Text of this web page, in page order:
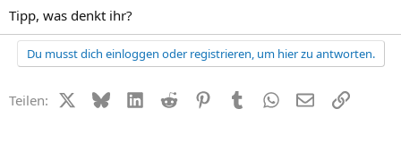
Tipp, was denkt ihr?
Du musst dich einloggen oder registrieren, um hier zu antworten.
Teilen: X (Twitter)
BlueskyLinkedIn
Reddit PinterestTumblr WhatsApp
E-MailLink